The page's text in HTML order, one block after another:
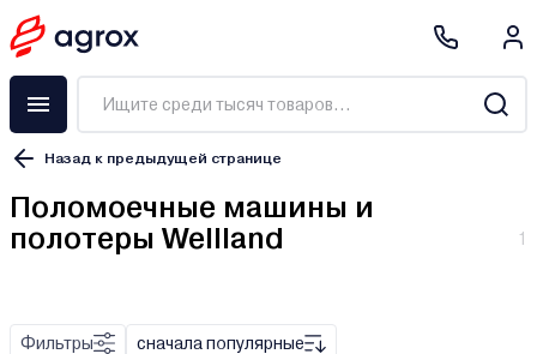
Назад к предыдущей странице
Поломоечные машины и
полотеры Wellland
1
Фильтры сначала популярные